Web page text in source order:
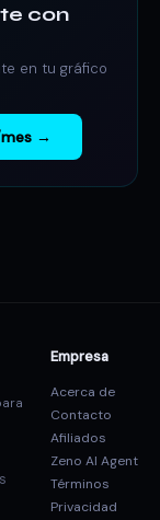
con
en tu gráfico
→
Empresa
Acerca de
Contacto
Afiliados
Zeno AI Agent
Términos
Privacidad